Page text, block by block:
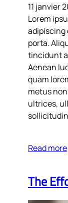
11 janvier
Lorem
adipiscing
porta.
tincidunt
Aenean
quam
metus
ultrices,
Read more
The